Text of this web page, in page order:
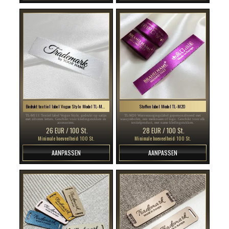
Bedrukt textiel label Vogue Style Model TL-M111
TL-M111 Textiel label Vogue Style, gedrukt op satijn
met zilveren letters. Geschikt voor kledingstukken en
accessoires.
26 EUR / 100 St.
Minimale hoeveelheid: 100 St.
AANPASSEN
Stoffen label Model TL-M20
TL-M20 Wasverzorgingslabel gepersonaliseerd met
wassymbolen, een merknaam of logo. Geschikt voor elk
textielproduct, met name kledingstukken.
28 EUR / 100 St.
Minimale hoeveelheid: 100 St.
AANPASSEN